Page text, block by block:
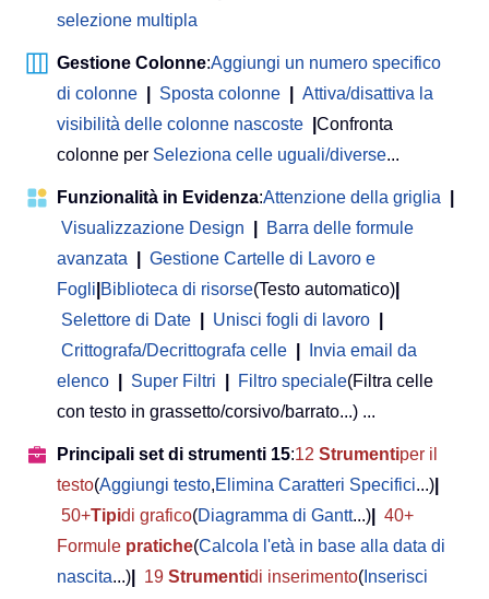
selezione multipla
Gestione Colonne:Aggiungi un numero specifico
di colonne
Sposta colonne
Attiva/disattiva la
visibilità delle colonne nascoste
Confronta
colonne per Seleziona celle uguali/diverse...
Funzionalità in Evidenza:Attenzione della griglia
Visualizzazione Design
Barra delle formule
avanzata
Gestione Cartelle di Lavoro e
Fogli Biblioteca di risorse(Testo automatico)
Selettore di Date
Unisci fogli di lavoro
Crittografa/Decrittografa celle
Invia email da
elenco
Super Filtri Filtro speciale(Filtra celle
con testo in grassetto/corsivo/barrato...) ...
Principali set di strumenti 15:12 Strumentiper il
testo(Aggiungi testo,Elimina Caratteri Specifici...)
50+Tipidi grafico(Diagramma di Gantt...)
40+
Formule pratiche(Calcola l'età in base alla data di
nascita...) 19 Strumentidi inserimento( Inserisci